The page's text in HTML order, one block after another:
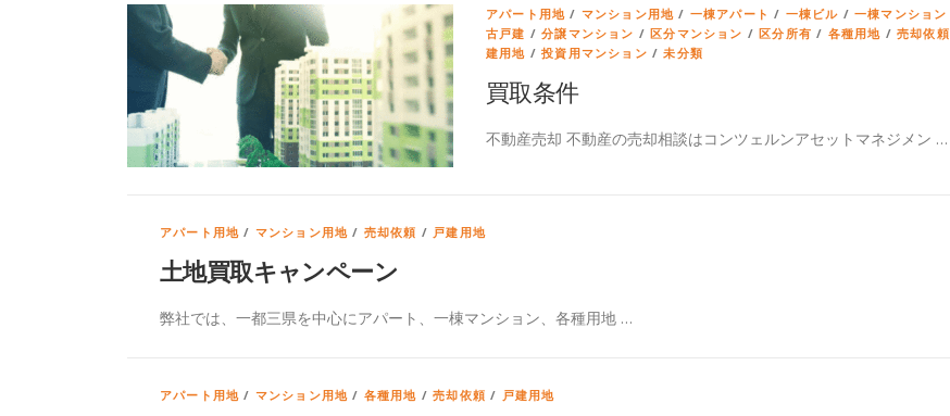
アパート用地 / マンション用地 / 一棟アパート / 一棟ビル /一棟マンション
古戸建 /分譲マンション /区分マンション /区分所有 / 各種用地 /売却依頼
建用地 /投資用マンション /未分類
買取条件
不動産売却 不動産の売却相談はコンツェルンアセットマネジメン …
アパート用地 / マンション用地 / 売却依頼 / 戸建用地
土地買取キャンペーン
弊社では、一都三県を中心にアパート、一棟マンション、各種用地 …
アパート用地 / マンション用地 / 各種用地 /売却依頼 / 戸建用地